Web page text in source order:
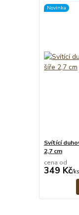
Novinka
Svítící
2,7 cm
cena od
349 Kč/ks